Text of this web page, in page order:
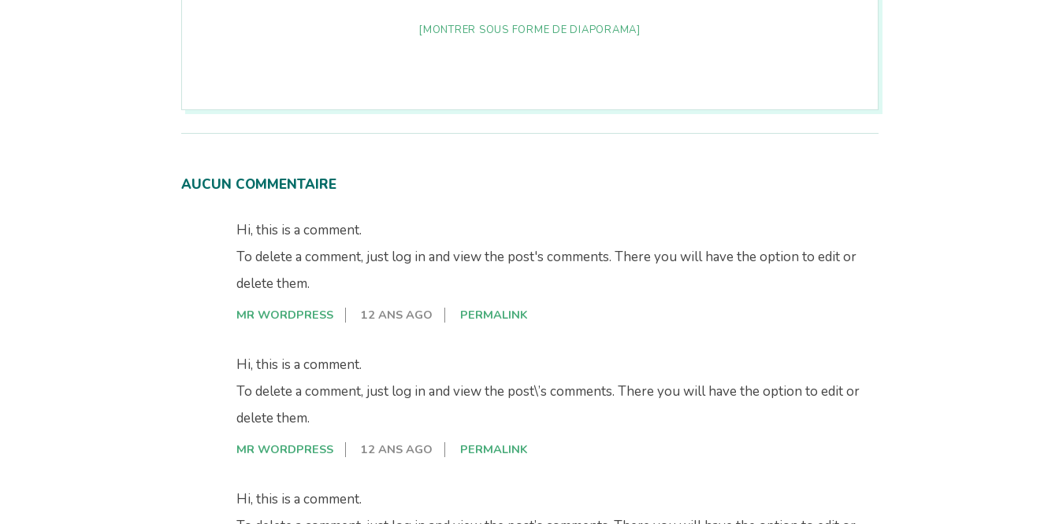
[MONTRER SOUS FORME DE DIAPORAMA]
09
AUCUN COMMENTAIRE
Hi, this is a comment.
To delete a comment, just log in and view the post's comments. There you will have the option to edit or
delete them.
MR WORDPRESS 12 ANS AGO PERMALINK
Hi, this is a comment.
To delete a comment, just log in and view the post\’s comments. There you will have the option to edit or
delete them.
MR WORDPRESS 12 ANS AGO PERMALINK
Hi, this is a comment.